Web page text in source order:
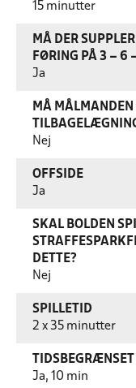
15 minutter
MÅ DER
FØRING PÅ 3 – 6
Ja
MÅ MÅLMANDEN
Nej
OFFSIDE
Ja
SKAL BOLDEN
DETTE?
Nej
SPILLETID
2 x 35 minutter
Ja, 10 min